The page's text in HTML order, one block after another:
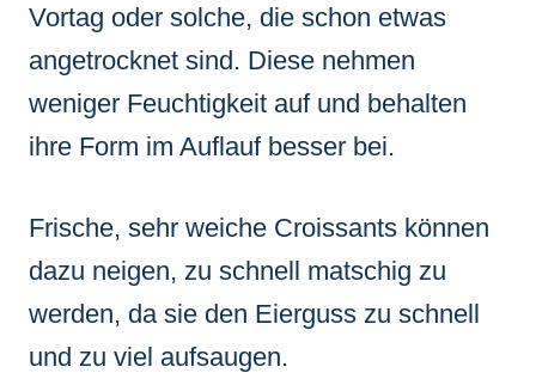
Vortag oder solche, die schon etwas
angetrocknet sind. Diese nehmen
weniger Feuchtigkeit auf und behalten
ihre Form im Auflauf besser bei.
Frische, sehr weiche Croissants können
dazu neigen, zu schnell matschig zu
werden, da sie den Eierguss zu schnell
und zu viel aufsaugen.